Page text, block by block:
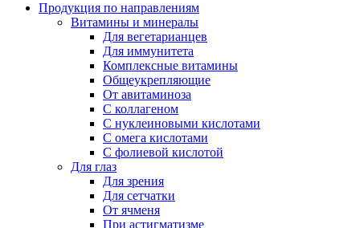
Продукция по направлениям
Витамины и минералы
Для вегетарианцев
Для иммунитета
Комплексные витамины
Общеукрепляющие
От авитаминоза
С коллагеном
С нуклеиновыми кислотами
С омега кислотами
С фолиевой кислотой
Для глаз
Для зрения
Для сетчатки
От ячменя
При астигматизме